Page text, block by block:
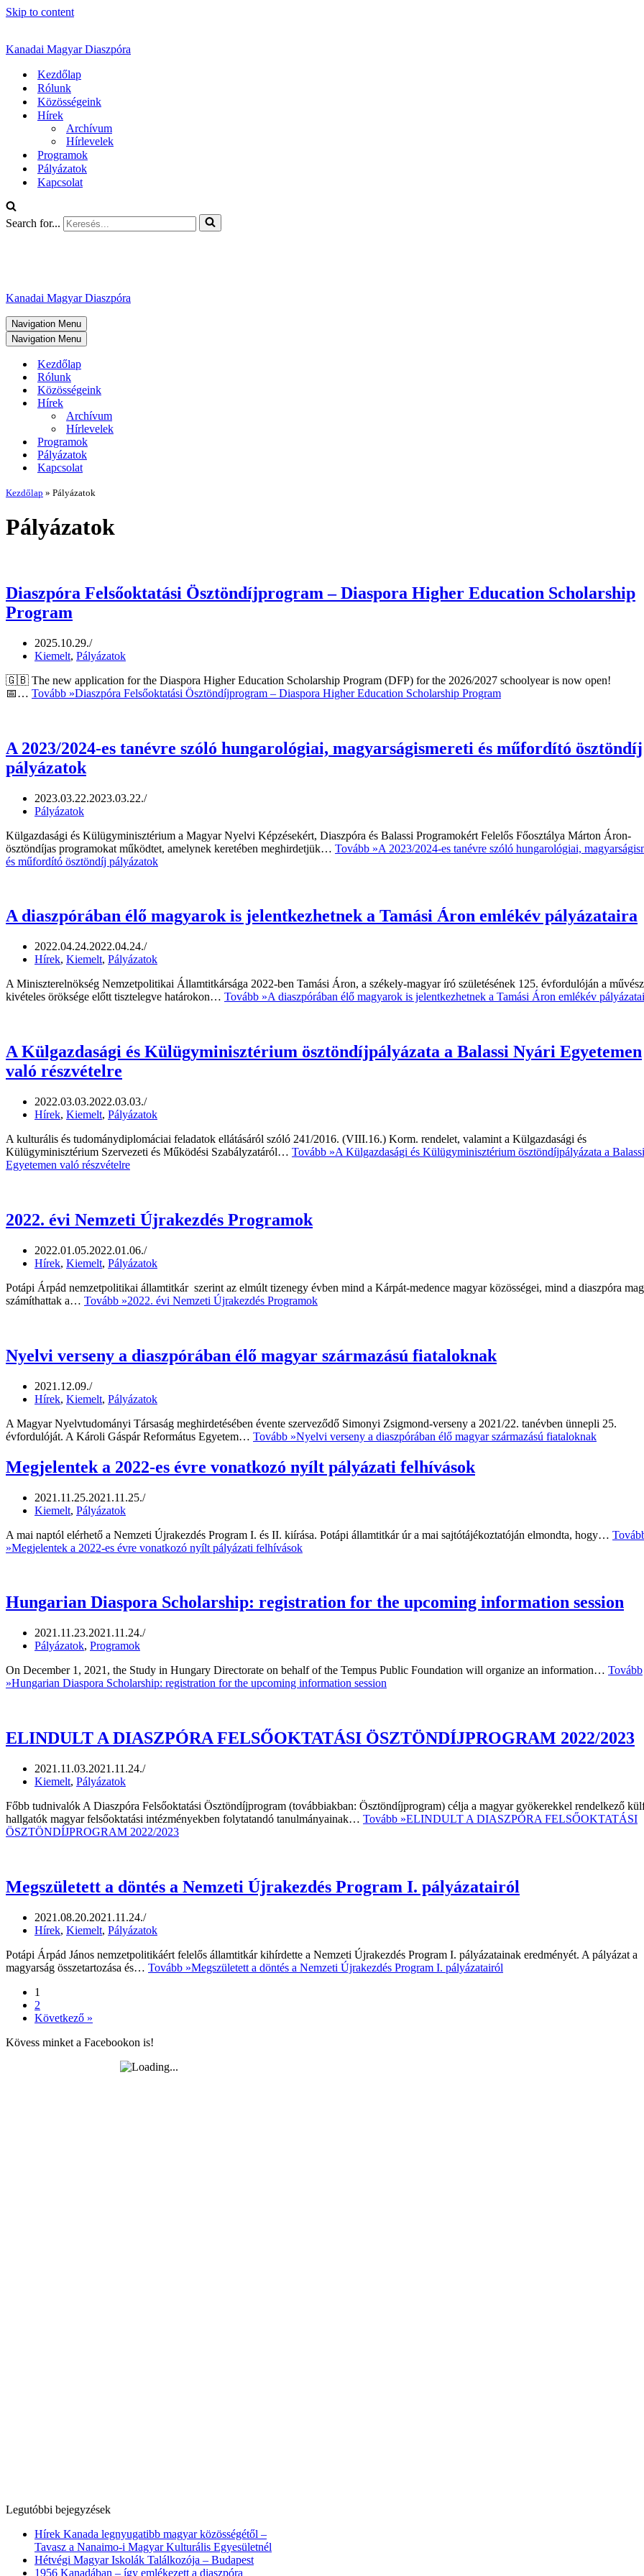
Skip to content
Kanadai Magyar Diaszpóra
Kezdőlap
Rólunk
Közösségeink
Hírek
Archívum
Hírlevelek
Programok
Pályázatok
Kapcsolat
Search for...
Kanadai Magyar Diaszpóra
Navigation Menu
Navigation Menu
Kezdőlap
Rólunk
Közösségeink
Hírek
Archívum
Hírlevelek
Programok
Pályázatok
Kapcsolat
Kezdőlap » Pályázatok
Pályázatok
Diaszpóra Felsőoktatási Ösztöndíjprogram – Diaspora Higher Education Scholarship
Program
2025.10.29.
Kiemelt, Pályázatok
🇬🇧 The new application for the Diaspora Higher Education Scholarship Program (DFP) for the 2026/2027 schoolyear is now open!
📅… Tovább »Diaszpóra Felsőoktatási Ösztöndíjprogram – Diaspora Higher Education Scholarship Program
A 2023/2024-es tanévre szóló hungarológiai, magyarságismereti és műfordító ösztöndíj
pályázatok
2023.03.22.2023.03.22.
Pályázatok
Külgazdasági és Külügyminisztérium a Magyar Nyelvi Képzésekért, Diaszpóra és Balassi Programokért Felelős Főosztálya Márton Áron-
ösztöndíjas programokat működtet, amelynek keretében meghirdetjük… Tovább »A 2023/2024-es tanévre szóló hungarológiai,
és műfordító ösztöndíj pályázatok
A diaszpórában élő magyarok is jelentkezhetnek a Tamási Áron emlékév pályázataira
2022.04.24.2022.04.24.
Hírek, Kiemelt, Pályázatok
A Miniszterelnökség Nemzetpolitikai Államtitkársága 2022-ben Tamási Áron, a székely-magyar író születésének 125. évfordulóján a művész
kivételes öröksége előtt tisztelegve határokon… Tovább »A diaszpórában élő magyarok is jelentkezhetnek a Tamási Áron emlékév
A Külgazdasági és Külügyminisztérium ösztöndíjpályázata a Balassi Nyári Egyetemen
való részvételre
2022.03.03.2022.03.03.
Hírek, Kiemelt, Pályázatok
A kulturális és tudománydiplomáciai feladatok ellátásáról szóló 241/2016. (VIII.16.) Korm. rendelet, valamint a Külgazdasági és
Külügyminisztérium Szervezeti és Működési Szabályzatáról… Tovább »A Külgazdasági és Külügyminisztérium ösztöndíjpályázata a
Egyetemen való részvételre
2022. évi Nemzeti Újrakezdés Programok
2022.01.05.2022.01.06.
Hírek, Kiemelt, Pályázatok
Potápi Árpád nemzetpolitikai államtitkár szerint az elmúlt tizenegy évben mind a Kárpát-medence magyar közösségei, mind a diaszpóra
számíthattak a… Tovább »2022. évi Nemzeti Újrakezdés Programok
Nyelvi verseny a diaszpórában élő magyar származású fiataloknak
2021.12.09.
Hírek, Kiemelt, Pályázatok
A Magyar Nyelvtudományi Társaság meghirdetésében évente szerveződő Simonyi Zsigmond-verseny a 2021/22. tanévben ünnepli 25.
évfordulóját. A Károli Gáspár Református Egyetem… Tovább »Nyelvi verseny a diaszpórában élő magyar származású fiataloknak
Megjelentek a 2022-es évre vonatkozó nyílt pályázati felhívások
2021.11.25.2021.11.25.
Kiemelt, Pályázatok
A mai naptól elérhető a Nemzeti Újrakezdés Program I. és II. kiírása.️ Potápi államtitkár úr a mai sajtótájékoztatóján elmondta, hogy…
»Megjelentek a 2022-es évre vonatkozó nyílt pályázati felhívások
Hungarian Diaspora Scholarship: registration for the upcoming information session
2021.11.23.2021.11.24.
Pályázatok, Programok
On December 1, 2021, the Study in Hungary Directorate on behalf of the Tempus Public Foundation will organize an information… Tovább
»Hungarian Diaspora Scholarship: registration for the upcoming information session
ELINDULT A DIASZPÓRA FELSŐOKTATÁSI ÖSZTÖNDÍJPROGRAM 2022/2023
2021.11.03.2021.11.24.
Kiemelt, Pályázatok
Főbb tudnivalók A Diaszpóra Felsőoktatási Ösztöndíjprogram (továbbiakban: Ösztöndíjprogram) célja a magyar gyökerekkel rendelkező
hallgatók magyar felsőoktatási intézményekben folytatandó tanulmányainak… Tovább »ELINDULT A DIASZPÓRA FELSŐOKTATÁSI
ÖSZTÖNDÍJPROGRAM 2022/2023
Megszületett a döntés a Nemzeti Újrakezdés Program I. pályázatairól
2021.08.20.2021.11.24.
Hírek, Kiemelt, Pályázatok
Potápi Árpád János nemzetpolitikáért felelős államtitkár kihírdette a Nemzeti Újrakezdés Program I. pályázatainak eredményét. A pályázat a
magyarság összetartozása és… Tovább »Megszületett a döntés a Nemzeti Újrakezdés Program I. pályázatairól
1
2
Következő »
Kövess minket a Facebookon is!
Legutóbbi bejegyzések
Hírek Kanada legnyugatibb magyar közösségétől –
Tavasz a Nanaimo-i Magyar Kulturális Egyesületnél
Hétvégi Magyar Iskolák Találkozója – Budapest
1956 Kanadában – így emlékezett a diaszpóra